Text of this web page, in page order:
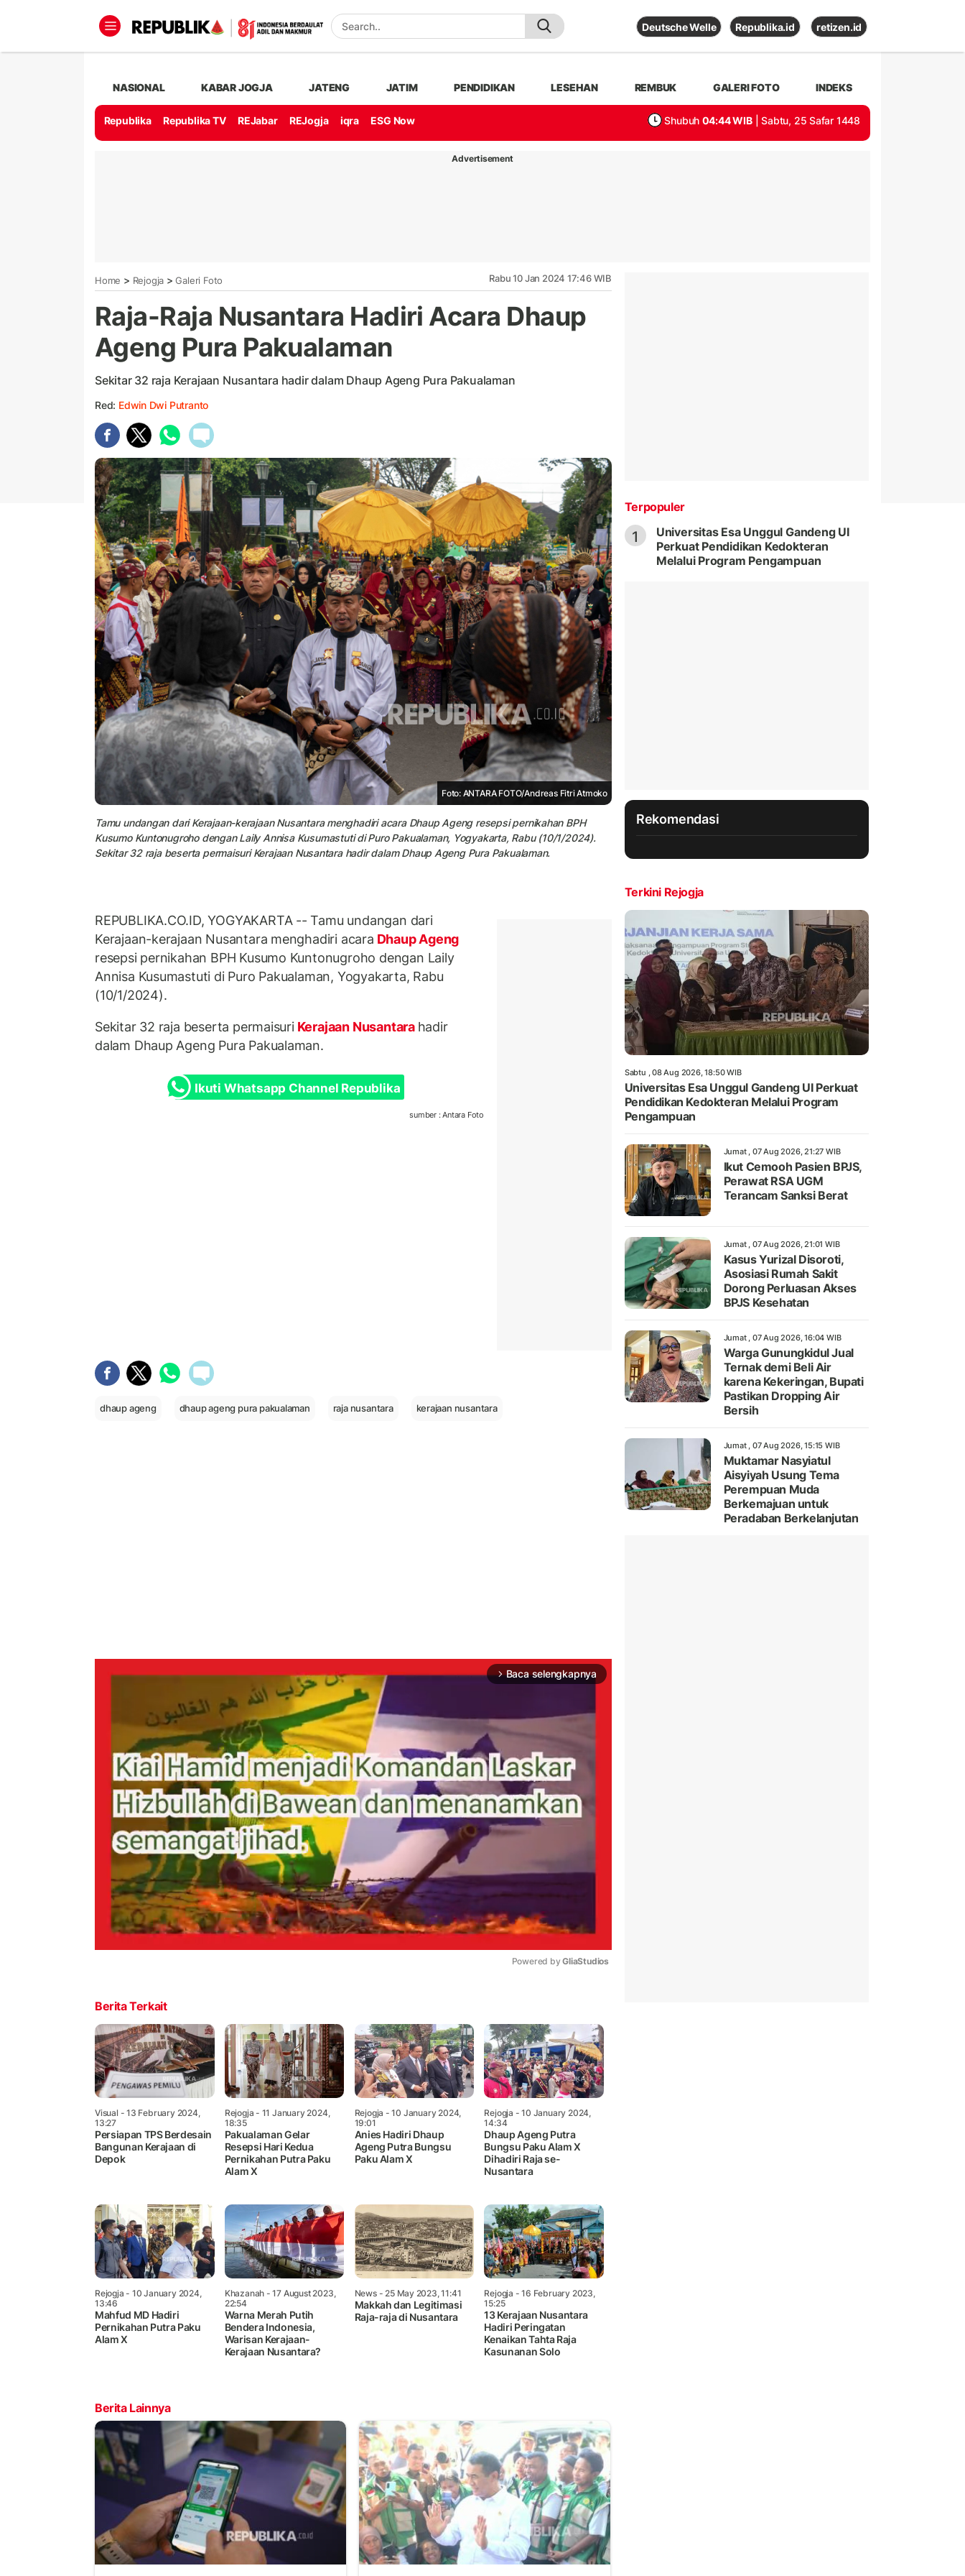
Deutsche Welle Republika.id retizen.id
NASIONAL KABAR JOGJA JATENG JATIM PENDIDIKAN LESEHAN REMBUK GALERI FOTO INDEKS
Republika Republika TV REJabar REJogja iqra ESG Now Shubuh 04:44 WIB | Sabtu, 25 Safar 1448
Advertisement
Home > Rejogja > Galeri Foto Rabu 10 Jan 2024 17:46 WIB
Raja-Raja Nusantara Hadiri Acara Dhaup
Ageng Pura Pakualaman
Sekitar 32 raja Kerajaan Nusantara hadir dalam Dhaup Ageng Pura Pakualaman
Red: Edwin Dwi Putranto
Foto: ANTARA FOTO/Andreas Fitri Atmoko
Tamu undangan dari Kerajaan-kerajaan Nusantara menghadiri acara Dhaup Ageng resepsi pernikahan BPH
Kusumo Kuntonugroho dengan Laily Annisa Kusumastuti di Puro Pakualaman, Yogyakarta, Rabu (10/1/2024).
Sekitar 32 raja beserta permaisuri Kerajaan Nusantara hadir dalam Dhaup Ageng Pura Pakualaman.
REPUBLIKA.CO.ID, YOGYAKARTA -- Tamu undangan dari
Kerajaan-kerajaan Nusantara menghadiri acara Dhaup Ageng
resepsi pernikahan BPH Kusumo Kuntonugroho dengan Laily
Annisa Kusumastuti di Puro Pakualaman, Yogyakarta, Rabu
(10/1/2024).
Sekitar 32 raja beserta permaisuriKerajaan Nusantara hadir
dalam Dhaup Ageng Pura Pakualaman.
Ikuti Whatsapp Channel Republika
sumber : Antara Foto
dhaup ageng dhaup ageng pura pakualaman raja nusantara kerajaan nusantara
arrow_forward_ios Baca selengkapnya
Powered by GliaStudios
Berita Terkait
Visual - 13 February 2024,
13:27
Persiapan TPS Berdesain
Bangunan Kerajaan di
Depok
Rejogja - 11 January 2024,
18:35
Pakualaman Gelar
Resepsi Hari Kedua
Pernikahan Putra Paku
Alam X
Rejogja - 10 January 2024,
19:01
Anies Hadiri Dhaup
Ageng Putra Bungsu
Paku Alam X
Rejogja - 10 January 2024,
14:34
Dhaup Ageng Putra
Bungsu Paku Alam X
Dihadiri Raja se-
Nusantara
Rejogja - 10 January 2024,
13:46
Mahfud MD Hadiri
Pernikahan Putra Paku
Alam X
Khazanah - 17 August 2023,
22:54
Warna Merah Putih
Bendera Indonesia,
Warisan Kerajaan-
Kerajaan Nusantara?
News- 25 May 2023, 11:41
Makkah dan Legitimasi
Raja-raja di Nusantara
Rejogja - 16 February 2023,
15:25
13 Kerajaan Nusantara
Hadiri Peringatan
Kenaikan Tahta Raja
Kasunanan Solo
Berita Lainnya
Terpopuler
1
Universitas Esa Unggul Gandeng UI
Perkuat Pendidikan Kedokteran
Melalui Program Pengampuan
Rekomendasi
Terkini Rejogja
Sabtu , 08 Aug 2026, 18:50 WIB
Universitas Esa Unggul Gandeng UI Perkuat
Pendidikan Kedokteran Melalui Program
Pengampuan
Jumat , 07 Aug 2026, 21:27 WIB
Ikut Cemooh Pasien BPJS,
Perawat RSA UGM
Terancam Sanksi Berat
Jumat , 07 Aug 2026, 21:01 WIB
Kasus Yurizal Disoroti,
Asosiasi Rumah Sakit
Dorong Perluasan Akses
BPJS Kesehatan
Jumat , 07 Aug 2026, 16:04 WIB
Warga Gunungkidul Jual
Ternak demi Beli Air
karena Kekeringan, Bupati
Pastikan Dropping Air
Bersih
Jumat , 07 Aug 2026, 15:15 WIB
Muktamar Nasyiatul
Aisyiyah Usung Tema
Perempuan Muda
Berkemajuan untuk
Peradaban Berkelanjutan